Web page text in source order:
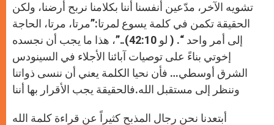
تشويه الآخر، مدّعين أنفسنا أننا بكلامنا نربح أرضنا، ولكن
الحقيقة تكمن في كلمة يسوع لمرتا:”مرتا، مرتا، الحاجة
إلى أمر واحد “. ( لو 42:10)..”، هذا ما يجب أن نجسده
إخوتي بناءً على توصيات آبائنا الأجلاء في السينودس
الشرق أوسطي… فأن نحيا الكلمة يعني أن ننسى ذواتنا
وننظر إلى مستقبل الله.فالحقيقة يجب الأقرار بها أننا
أبتعدنا نحن رجال المذبح كثيراً عن قراءة كلمة الله